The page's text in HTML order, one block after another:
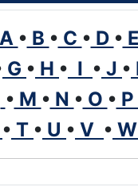
A • B • C • D • E
G • H • I • J •
• M • N • O • P
• T • U • V • W